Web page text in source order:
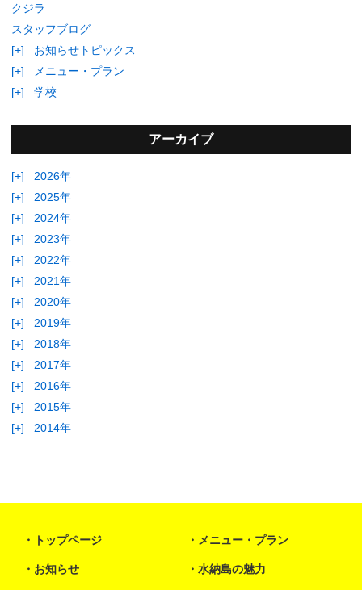
クジラ
スタッフブログ
[+]
お知らせトピックス
[+]
メニュー・プラン
[+]
学校
アーカイブ
[+]
2026年
[+]
2025年
[+]
2024年
[+]
2023年
[+]
2022年
[+]
2021年
[+]
2020年
[+]
2019年
[+]
2018年
[+]
2017年
[+]
2016年
[+]
2015年
[+]
2014年
トップページ メニュー・プラン
お知らせ 水納島の魅力